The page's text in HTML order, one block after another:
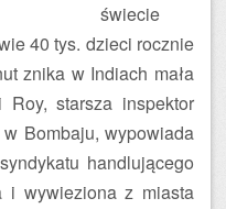
świecie
40 tys. dzieci rocznie
znika w Indiach mała
starsza inspektor
Bombaju, wypowiada
handlującego
i wywieziona z miasta